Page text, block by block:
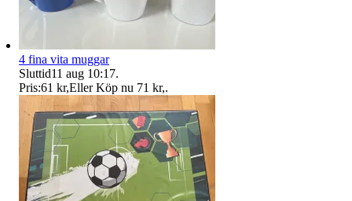
4 fina vita muggar
Sluttid11 aug 10:17.
Pris:61 kr,Eller Köp nu 71 kr,.